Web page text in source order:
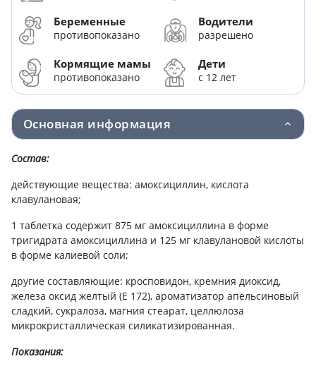
Беременные
противопоказано
Водители
разрешено
Кормящие мамы
противопоказано
Дети
с 12 лет
Основная информация
Состав:
действующие вещества: амоксициллин, кислота
клавулановая;
1 таблетка содержит 875 мг амоксициллина в форме
тригидрата амоксициллина и 125 мг клавулановой кислоты
в форме калиевой соли;
другие составляющие: кросповидон, кремния диоксид,
железа оксид желтый (Е 172), ароматизатор апельсиновый
сладкий, сукралоза, магния стеарат, целлюлоза
микрокристаллическая силикатизированная.
Показания: